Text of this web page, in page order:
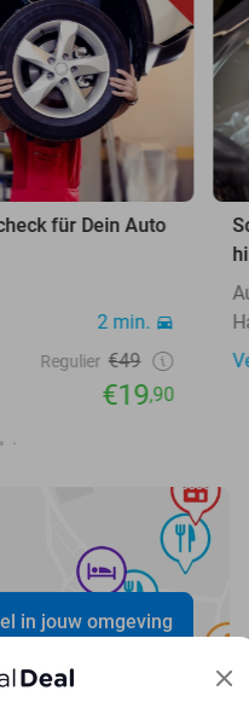
für Dein Auto
2 min.
Regulier €49
€19,90
in jouw omgeving